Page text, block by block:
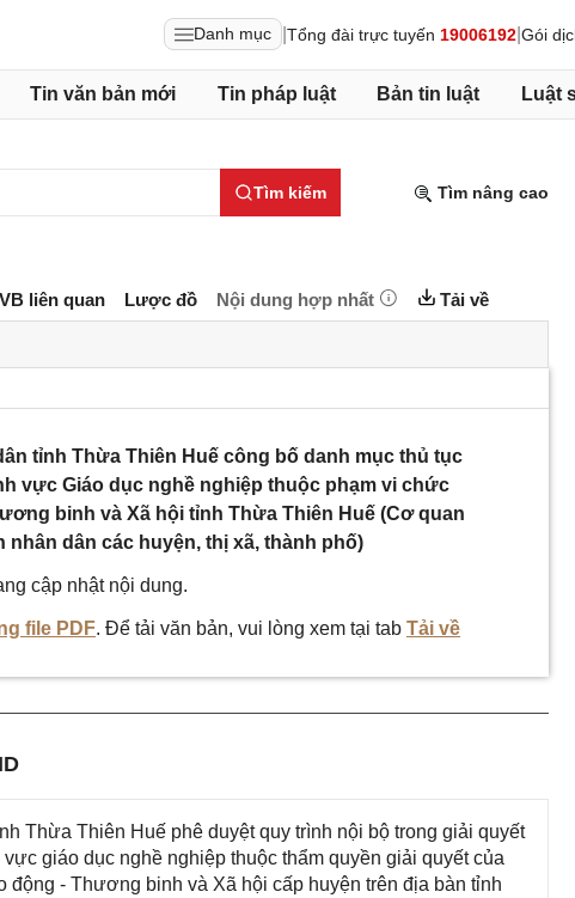
Danh mục Tổng đài trực tuyến 19006192 Gói
Tin văn bản mới Tin pháp luật Bản tin luật Luật
Tìm kiếm Tìm nâng cao
VB liên quan Lược đồ Nội dung hợp nhất Tải về
tỉnh Thừa Thiên Huế công bố danh mục thủ tục
vực Giáo dục nghề nghiệp thuộc phạm vi chức
binh và Xã hội tỉnh Thừa Thiên Huế (Cơ quan
dân các huyện, thị xã, thành phố)
cập nhật nội dung.
file PDF. Để tải văn bản, vui lòng xem tại tab Tải về
Thừa Thiên Huế phê duyệt quy trình nội bộ trong giải quyết
giáo dục nghề nghiệp thuộc thẩm quyền giải quyết của
- Thương binh và Xã hội cấp huyện trên địa bàn tỉnh